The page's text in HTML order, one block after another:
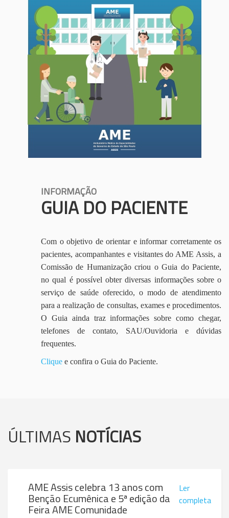
INFORMAÇÃO
GUIA DO PACIENTE
Com o objetivo de orientar e informar corretamente os
pacientes, acompanhantes e visitantes do AME Assis, a
Comissão de Humanização criou o Guia do Paciente,
no qual é possível obter diversas informações sobre o
serviço de saúde oferecido, o modo de atendimento
para a realização de consultas, exames e procedimentos.
O Guia ainda traz informações sobre como chegar,
telefones de contato, SAU/Ouvidoria e dúvidas
frequentes.
Clique e confira o Guia do Paciente.
ÚLTIMAS NOTÍCIAS
AME Assis celebra 13 anos com
Benção Ecumênica e 5ª edição da
Feira AME Comunidade
Ler
completa